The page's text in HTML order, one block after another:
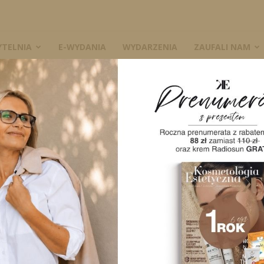
E-WYDANIA WYDARZENIA ZAUFALI NAM
zakupu urządzeń kosmetycznych
zakresie finansowania